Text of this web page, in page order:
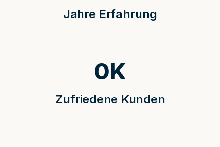
Jahre Erfahrung
Zufriedene Kunden
0K